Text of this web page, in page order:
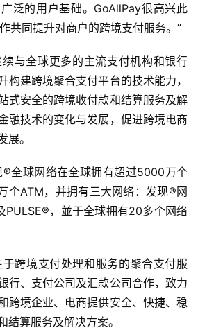
泛的用户基础。GoAllPay很高兴此
共同提升对商户的跨境支付服务。”
与全球更多的主流支付机构和银行
构建跨境聚合支付平台的技术能力，
式安全的跨境收付款和结算服务及解
融技术的变化与发展，促进跨境电商
。
®全球网络在全球拥有超过5000万个
个ATM，并拥有三大网络：发现®网
PULSE®，並于全球拥有20多个网络
于跨境支付处理和服务的聚合支付服
行、支付公司及汇款公司合作，致力
跨境企业、电商提供安全、快捷、稳
结算服务及解决方案。